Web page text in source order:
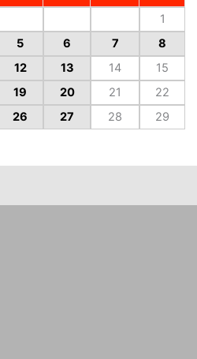
1
5 6 7
8
12 13 14
15
19 20 21
22
26 27 28
29